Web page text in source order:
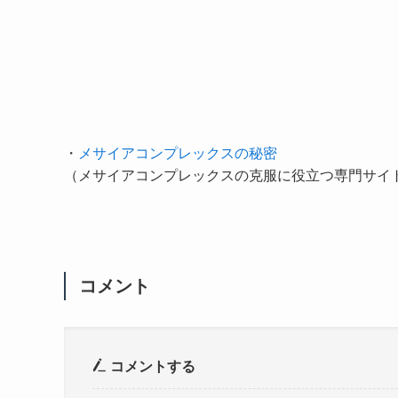
・ メサイアコンプレックスの秘密
（メサイアコンプレックスの克服に役立つ専門サイ
コメント
コメントする